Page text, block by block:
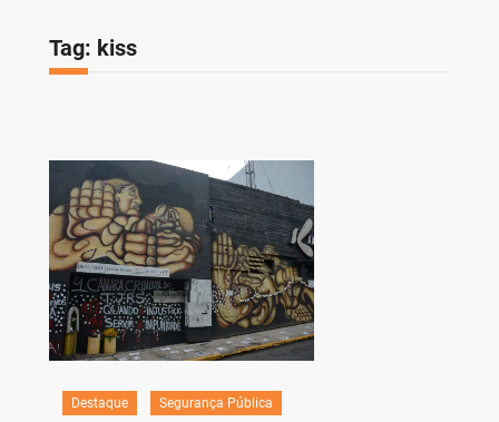
Tag: kiss
Destaque Segurança Pública